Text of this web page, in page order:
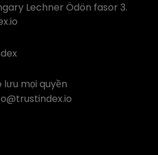
Lechner Ödön fasor 3.
mọi quyền